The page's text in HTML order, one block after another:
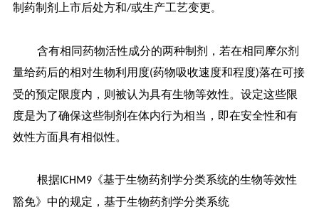
制药制剂上市后处方和/或生产工艺变更 。
含有相同药物活性成分的两种制剂，若在相同摩尔剂
量给药后的相对生物利用度(药物吸收速度和程度)落在可接
受的预定限度内，则被认为具有生物等效性。设定这些限
度是为了确保这些制剂在体内行为相当，即在安全性和有
效性方面具有相似性。
根据ICHM9《基于生物药剂学分类系统的生物等效性
豁免》中的规定，基于生物药剂学分类系统